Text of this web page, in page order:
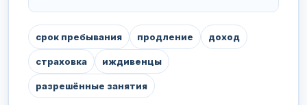
срок пребывания продление доход
страховка иждивенцы
разрешённые занятия